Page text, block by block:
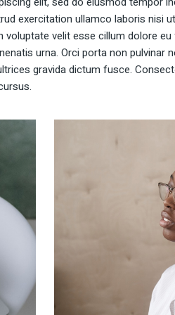
exercitation ullamco laboris nisi
velit esse cillum dolore
urna. Orci porta non pulvinar
gravida dictum fusce.